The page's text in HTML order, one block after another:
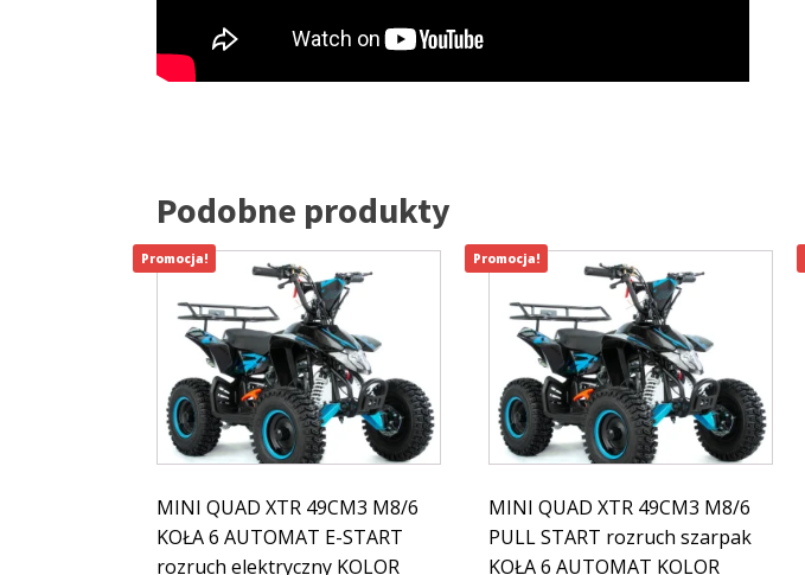
Podobne produkty
MINI QUAD XTR 49CM3 M8/6
KOŁA 6 AUTOMAT E-START
rozruch elektryczny KOLOR
Promocja!
MINI QUAD XTR 49CM3 M8/6
PULL START rozruch szarpak
KOŁA 6 AUTOMAT KOLOR
Promocja!